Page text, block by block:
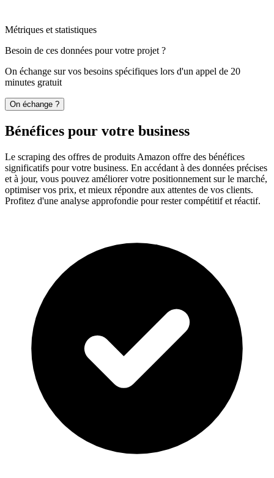
Métriques et statistiques
Besoin de ces données pour votre projet ?
On échange sur vos besoins spécifiques lors d'un appel de 20
minutes gratuit
On échange ?
Bénéfices pour votre business
Le scraping des offres de produits Amazon offre des bénéfices
significatifs pour votre business. En accédant à des données précises
et à jour, vous pouvez améliorer votre positionnement sur le marché,
optimiser vos prix, et mieux répondre aux attentes de vos clients.
Profitez d'une analyse approfondie pour rester compétitif et réactif.